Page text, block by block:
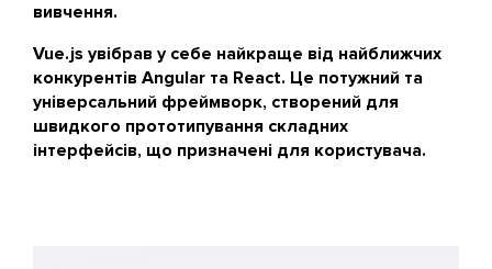
вивчення.
Vue.js увібрав у себе найкраще від найближчих
конкурентів Angular та React. Це потужний та
універсальний фреймворк, створений для
швидкого прототипування складних
інтерфейсів, що призначені для користувача.